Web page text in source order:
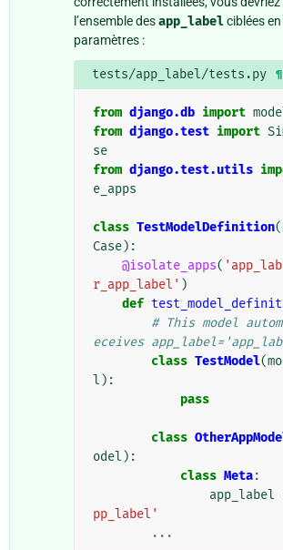
l’ensemble desapp_labelciblées
paramètres :
tests/app_label/tests.py ¶
from django.db import
from django.test import
se
from django.test.utils
e_apps
class TestModelDefinition(
Case):
@isolate_apps(
r_app_label' )
def
# This model
eceives
class TestModel(
l ):
pass
class
odel ):
class Meta:
app_label
pp_label'
...